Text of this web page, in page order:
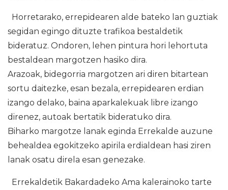
Horretarako, errepidearen alde bateko lan guztiak
segidan egingo dituzte trafikoa bestaldetik
bideratuz. Ondoren, lehen pintura hori lehortuta
bestaldean margotzen hasiko dira.
Arazoak, bidegorria margotzen ari diren bitartean
sortu daitezke, esan bezala, errepidearen erdian
izango delako, baina aparkalekuak libre izango
direnez, autoak bertatik bideratuko dira.
Biharko margotze lanak eginda Errekalde auzune
behealdea egokitzeko apirila erdialdean hasi ziren
lanak osatu direla esan genezake.
Errekaldetik Bakardadeko Ama kalerainoko tarte